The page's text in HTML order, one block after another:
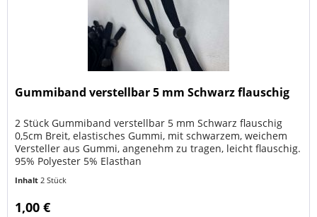
Gummiband verstellbar 5 mm Schwarz flauschig
2 Stück Gummiband verstellbar 5 mm Schwarz flauschig
0,5cm Breit, elastisches Gummi, mit schwarzem, weichem
Versteller aus Gummi, angenehm zu tragen, leicht flauschig.
95% Polyester 5% Elasthan
Inhalt2 Stück
1,00 €